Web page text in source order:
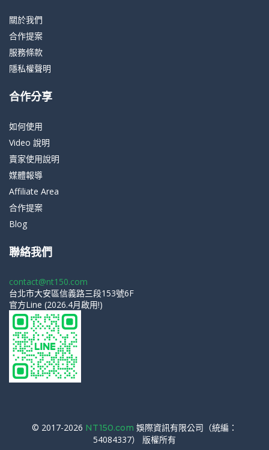
關於我們
合作提案
服務條款
隱私權聲明
合作分享
如何使用
Video 說明
賣家使用說明
媒體報導
Affiliate Area
合作提案
Blog
聯絡我們
contact@nt150.com
台北市大安區信義路三段153號6F
官方Line (2026.4月啟用!)
© 2017-2026 NT150.com 娛際資訊有限公司（統編：
54084337） 版權所有